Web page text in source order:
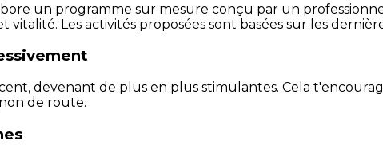
un programme sur mesure conçu par un
Les activités proposées sont basées sur les
devenant de plus en plus stimulantes. Cela
de route.